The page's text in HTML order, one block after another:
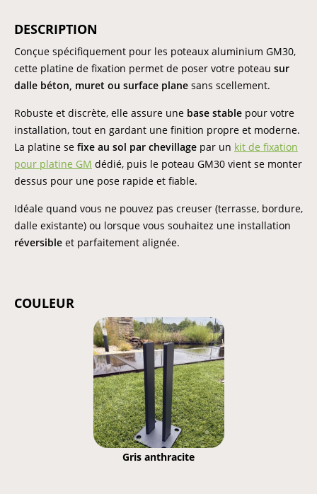
DESCRIPTION
Conçue spécifiquement pour les poteaux aluminium GM30,
cette platine de fixation permet de poser votre poteau sur
dalle béton, muret ou surface plane sans scellement.
Robuste et discrète, elle assure une base stable pour votre
installation, tout en gardant une finition propre et moderne.
La platine se fixe au sol par chevillage par un kit de fixation
pour platine GM dédié, puis le poteau GM30 vient se monter
dessus pour une pose rapide et fiable.
Idéale quand vous ne pouvez pas creuser (terrasse, bordure,
dalle existante) ou lorsque vous souhaitez une installation
réversible et parfaitement alignée.
COULEUR
Gris anthracite